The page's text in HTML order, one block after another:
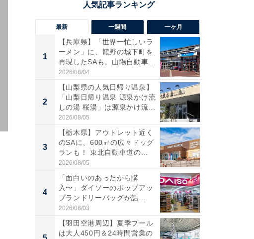
最新 一週間 一ヶ月
1
【兵庫県】「世界一忙しいラ
ーメン」に、龍野の城下町を
再現したSAも。山陽自動車
道...
2026/08/04
2
【山梨県の人気日帰り温泉】
「山梨日帰り温泉 源泉かけ流
しの湯 桜湯」は源泉かけ流...
2026/08/05
3
【栃木県】アウトレット近く
のSAに、600㎡の広々ドッグ
ランも！ 東北自動車道の...
2026/08/05
4
「面白いのあったから購
入〜」ダイソーのポップアッ
プランドリーバッグが話
題。“さま...
2026/08/03
【羽田空港周辺】夏季プール
は大人450円＆24時間営業の